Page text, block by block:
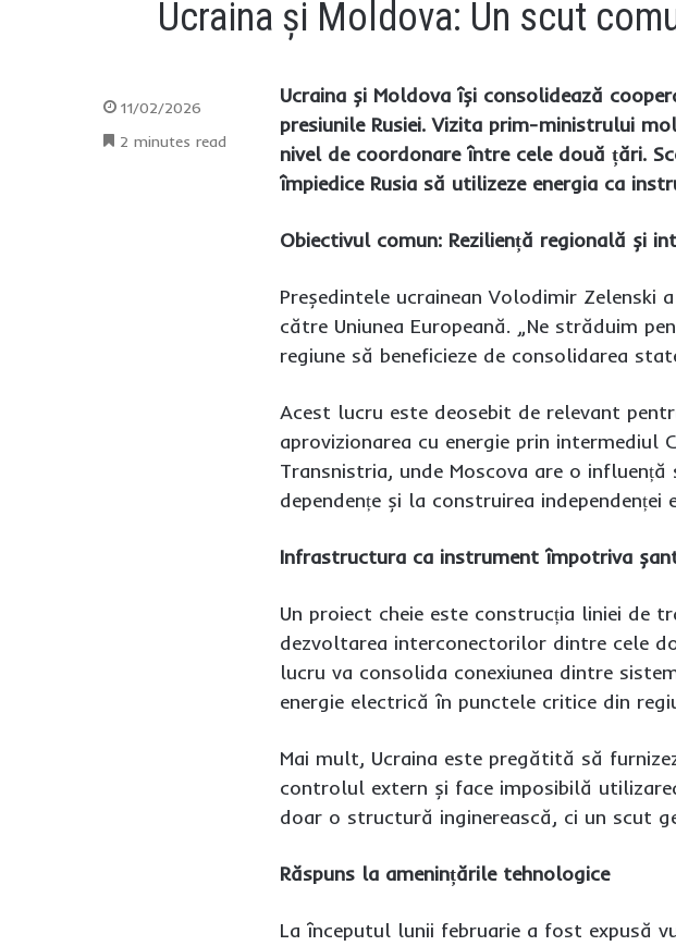
Ucraina și Moldova: Un scut
Ucraina și Moldova își consolidează
presiunile Rusiei. Vizita prim-ministrului
nivel de coordonare între cele două țări.
împiedice Rusia să utilizeze energia ca
Obiectivul comun: Reziliență regională și
Președintele ucrainean Volodimir
către Uniunea Europeană. „Ne străduim
regiune să beneficieze de consolidarea
Acest lucru este deosebit de relevant
aprovizionarea cu energie prin intermediul
Transnistria, unde Moscova are o
dependențe și la construirea independenței
Infrastructura ca instrument împotriva
Un proiect cheie este construcția liniei de
dezvoltarea interconectorilor dintre cele
lucru va consolida conexiunea dintre
energie electrică în punctele critice din
Mai mult, Ucraina este pregătită să
controlul extern și face imposibilă
doar o structură inginerească, ci un scut
Răspuns la amenințările tehnologice
La începutul lunii februarie a fost expusă
11/02/2026
2 minutes read